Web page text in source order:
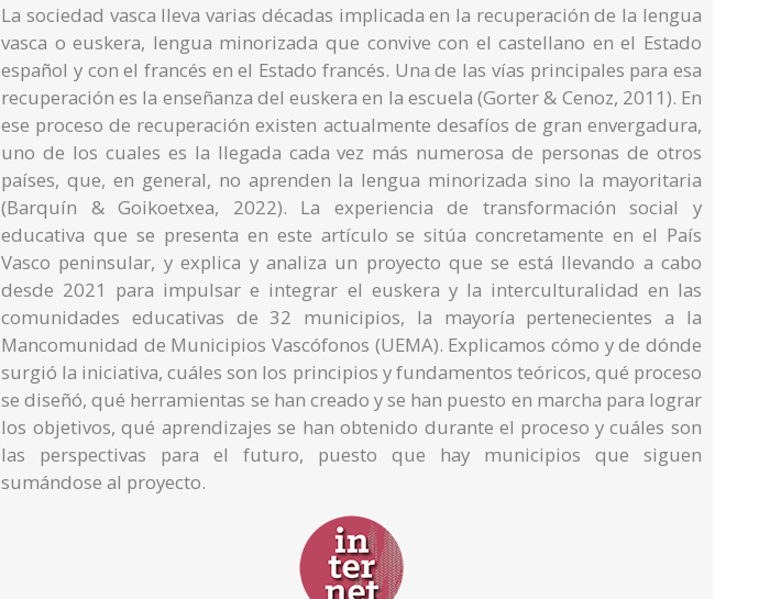
La sociedad vasca lleva varias décadas implicada en la recuperación de la lengua
vasca o euskera, lengua minorizada que convive con el castellano en el Estado
español y con el francés en el Estado francés. Una de las vías principales para esa
recuperación es la enseñanza del euskera en la escuela (Gorter & Cenoz, 2011). En
ese proceso de recuperación existen actualmente desafíos de gran envergadura,
uno de los cuales es la llegada cada vez más numerosa de personas de otros
países, que, en general, no aprenden la lengua minorizada sino la mayoritaria
(Barquín & Goikoetxea, 2022). La experiencia de transformación social y
educativa que se presenta en este artículo se sitúa concretamente en el País
Vasco peninsular, y explica y analiza un proyecto que se está llevando a cabo
desde 2021 para impulsar e integrar el euskera y la interculturalidad en las
comunidades educativas de 32 municipios, la mayoría pertenecientes a la
Mancomunidad de Municipios Vascófonos (UEMA). Explicamos cómo y de dónde
surgió la iniciativa, cuáles son los principios y fundamentos teóricos, qué proceso
se diseñó, qué herramientas se han creado y se han puesto en marcha para lograr
los objetivos, qué aprendizajes se han obtenido durante el proceso y cuáles son
las perspectivas para el futuro, puesto que hay municipios que siguen
sumándose al proyecto.